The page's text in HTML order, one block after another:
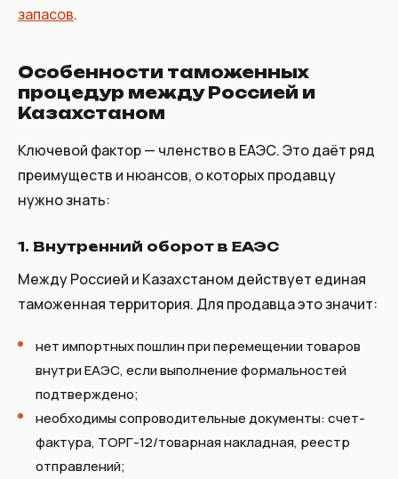
запасов.
Особенности таможенных
процедур между Россией и
Казахстаном
Ключевой фактор — членство в ЕАЭС. Это даёт ряд
преимуществ и нюансов, о которых продавцу
нужно знать:
1. Внутренний оборот в ЕАЭС
Между Россией и Казахстаном действует единая
таможенная территория. Для продавца это значит:
нет импортных пошлин при перемещении товаров
внутри ЕАЭС, если выполнение формальностей
подтверждено;
необходимы сопроводительные документы: счет-
фактура, ТОРГ-12/товарная накладная, реестр
отправлений;